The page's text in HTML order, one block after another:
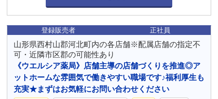
登録販売者 正社員
山形県西村山郡河北町内の各店舗※配属店舗の指定不
可・近隣市区郡の可能性あり
《ウエルシア薬局》店舗主導の店舗づくりを推進◎ア
ットホームな雰囲気で働きやすい職場です♪福利厚生も
充実★まずはお気軽にお問い合わせください